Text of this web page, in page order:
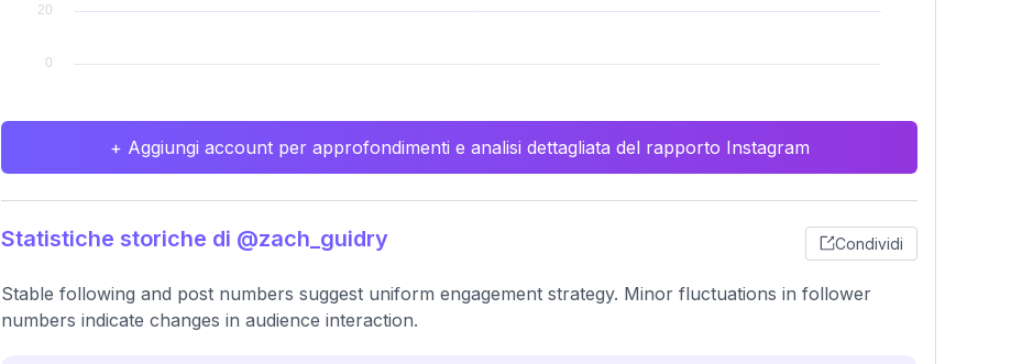
+ Aggiungi account per approfondimenti e analisi dettagliata del rapporto Instagram
Statistiche storiche di @zach_guidry Condividi
Stable following and post numbers suggest uniform engagement strategy. Minor fluctuations in follower
numbers indicate changes in audience interaction.